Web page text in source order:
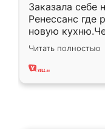
Заказала себе
Ренессанс где
новую
вполне
два года,
Читать полностью